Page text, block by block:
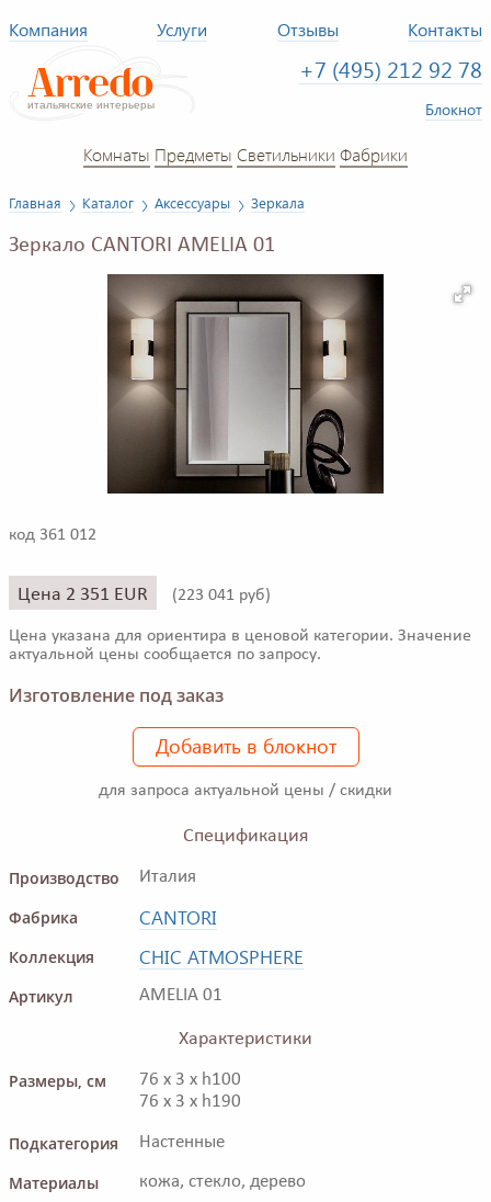
Компания Услуги Отзывы Контакты
+7 (495) 212 92 78
Блокнот
Комнаты Предметы Светильники Фабрики
Главная Каталог Аксессуары Зеркала
Зеркало CANTORI AMELIA 01
код 361 012
Цена 2 351 EUR (223 041 руб)
Цена указана для ориентира в ценовой категории. Значение
актуальной цены сообщается по запросу.
Изготовление под заказ
Добавить в блокнот
для запроса актуальной цены / скидки
Спецификация
Производство
Италия
Фабрика CANTORI
Коллекция CHIC ATMOSPHERE
Артикул AMELIA 01
Характеристики
Размеры, см
76 x 3 x h100
76 x 3 x h190
Подкатегория Настенные
Материалы кожа, стекло, дерево